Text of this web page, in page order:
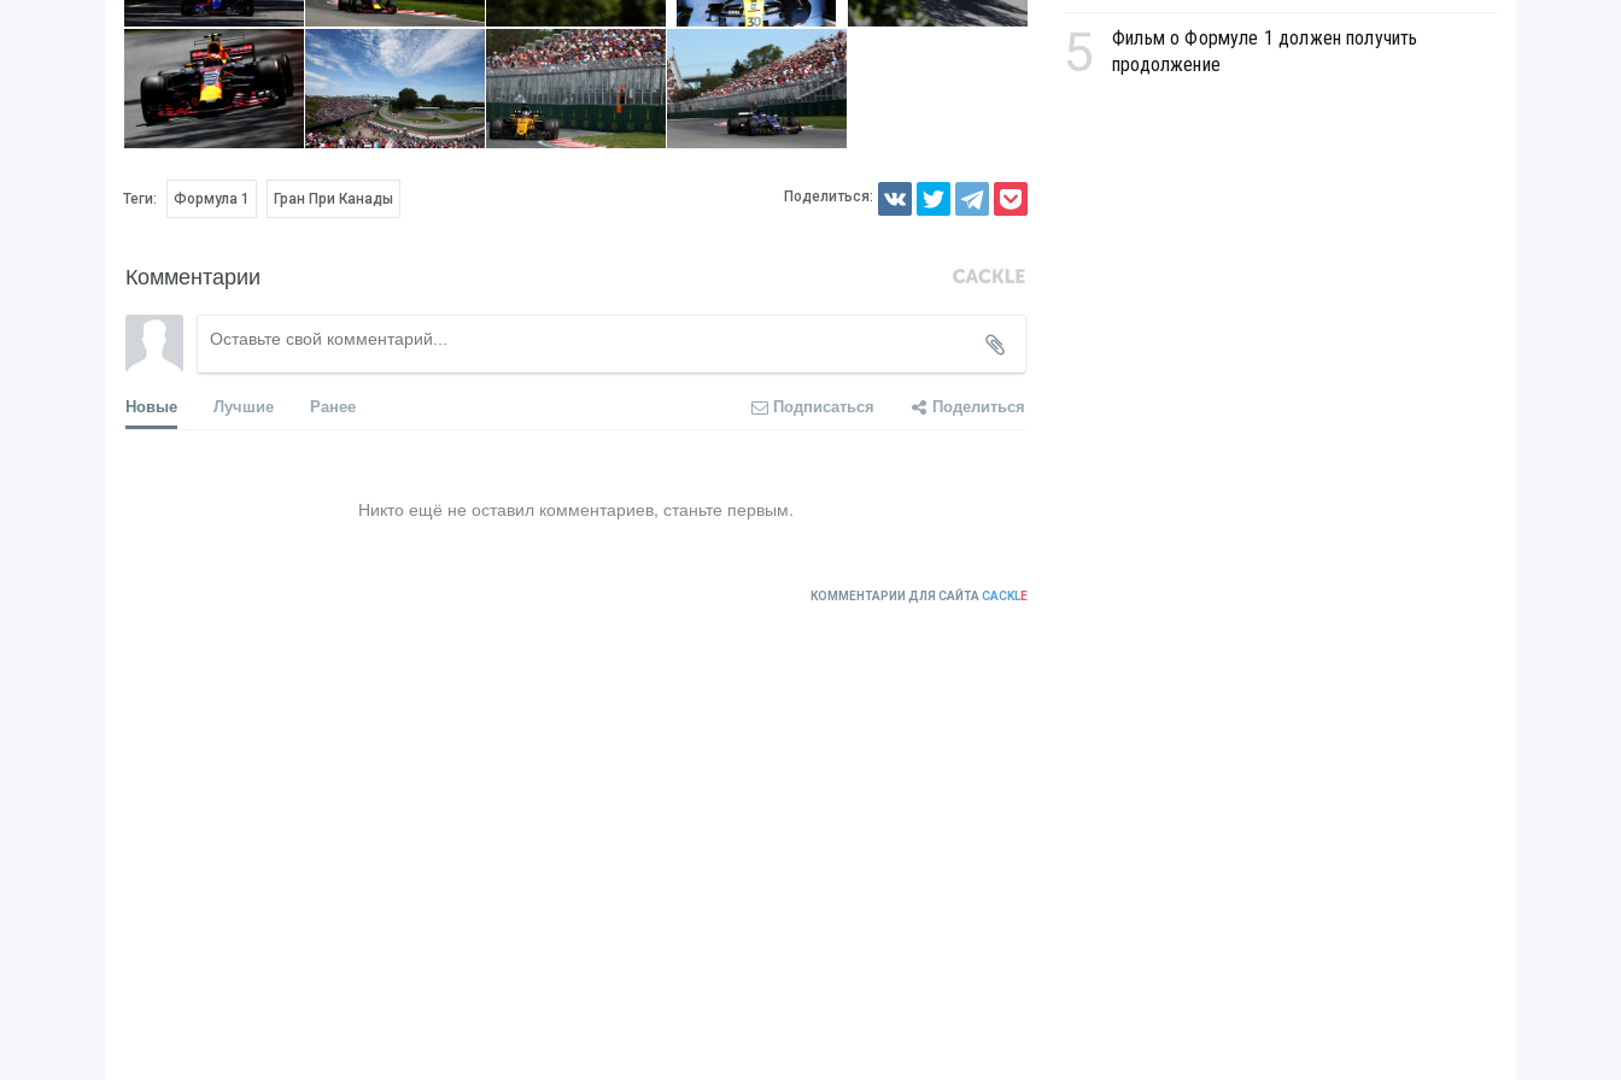
Теги: Формула 1 Гран При Канады Поделиться:
Комментарии
Новые Лучшие Ранее Подписаться Поделиться
Никто ещё не оставил комментариев, станьте первым.
КОММЕНТАРИИ ДЛЯ САЙТА CACKLE
5
Фильм о Формуле 1 должен получить
продолжение